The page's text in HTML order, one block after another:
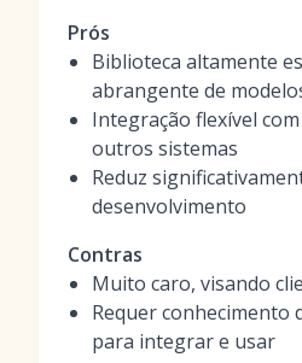
Prós
Biblioteca altamente
abrangente de
Integração flexível
outros sistemas
Reduz
desenvolvimento
Contras
Muito caro, visando
Requer conhecimento
para integrar e usar